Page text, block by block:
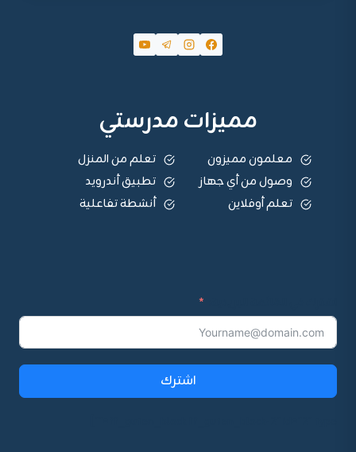
مميزات مدرستي
معلمون مميزون
تعلم من المنزل
وصول من أي جهاز
تطبيق أندرويد
تعلم أوفلاين
أنشطة تفاعلية
اشترك